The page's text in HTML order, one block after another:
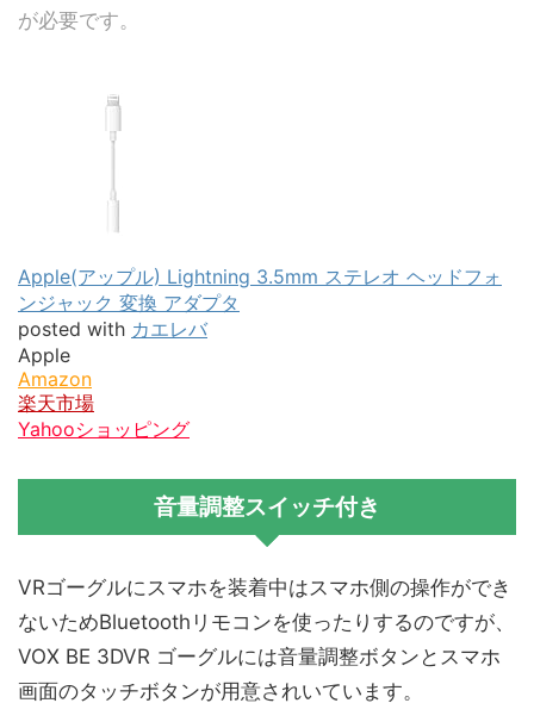
が必要です。
Apple(アップル) Lightning 3.5mm ステレオ ヘッドフォ
ンジャック 変換 アダプタ
posted with カエレバ
Apple
Amazon
楽天市場
Yahooショッピング
音量調整スイッチ付き
VRゴーグルにスマホを装着中はスマホ側の操作ができ
ないためBluetoothリモコンを使ったりするのですが、
VOX BE 3DVR ゴーグルには音量調整ボタンとスマホ
画面のタッチボタンが用意されいています。